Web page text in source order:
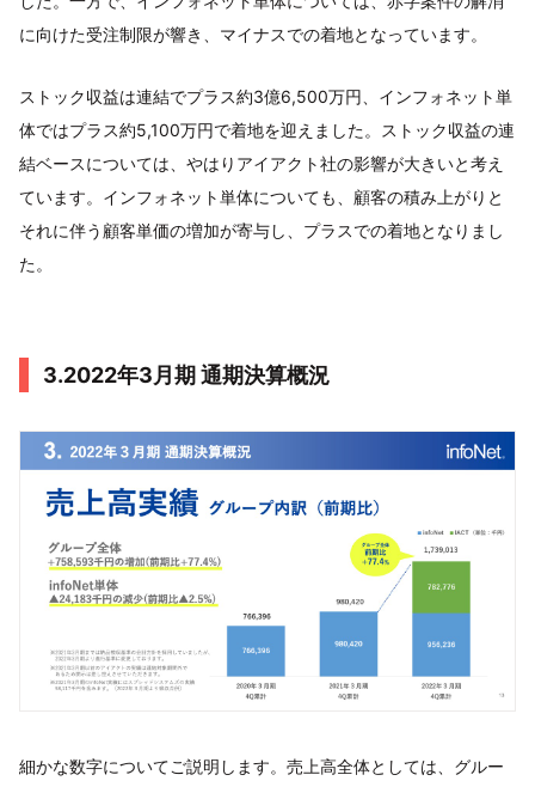
に向けた受注制限が響き、マイナスでの着地となっています。
ストック収益は連結でプラス約3億6,500万円、インフォネット単
体ではプラス約5,100万円で着地を迎えました。ストック収益の連
結ベースについては、やはりアイアクト社の影響が大きいと考え
ています。インフォネット単体についても、顧客の積み上がりと
それに伴う顧客単価の増加が寄与し、プラスでの着地となりまし
た。
3.2022年3月期 通期決算概況
細かな数字についてご説明します。売上高全体としては、グルー